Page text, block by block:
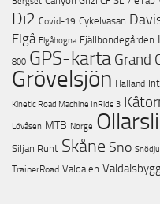
Di2 Covid-19 Cykelvasan
Elgå Elgåhogna Fjällbondegården
800 GPS-karta Grand
Grövelsjön Halland
Kinetic Road Machine InRide 3
Lövåsen MTB Norge
Siljan Runt Skåne Snö
TrainerRoad Valdalen